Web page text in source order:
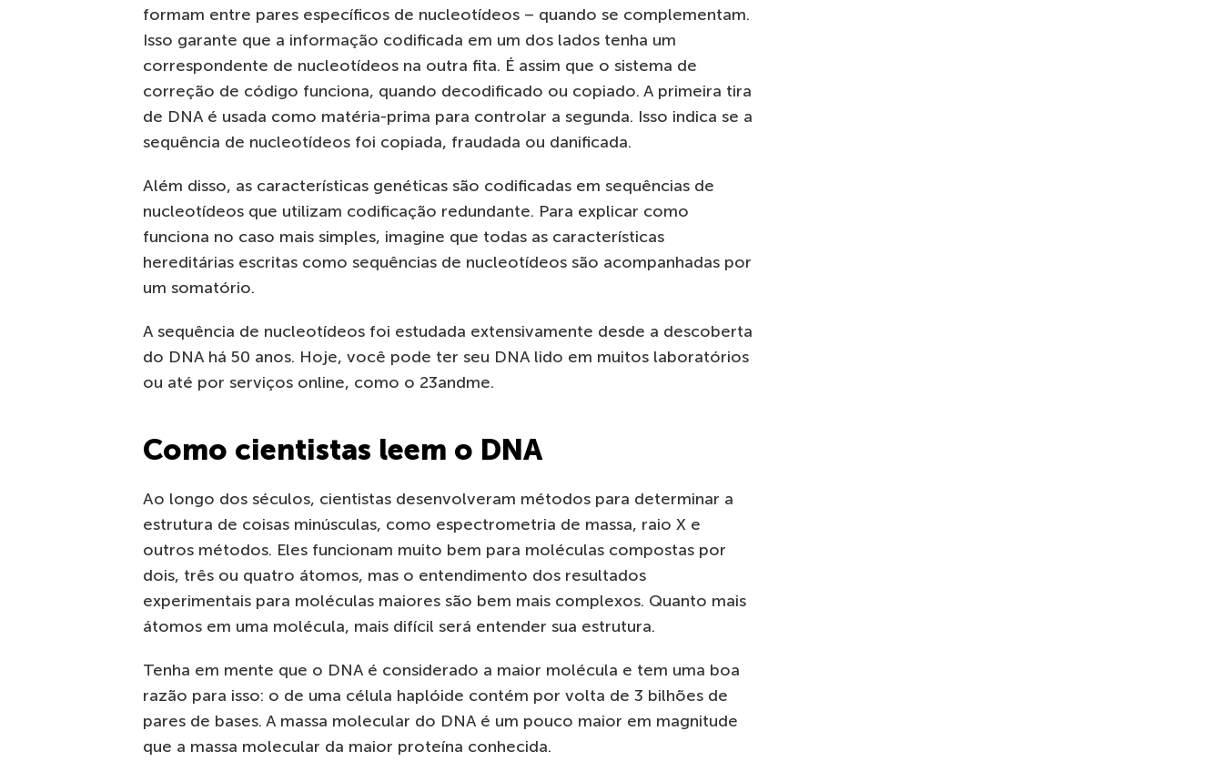
formam entre pares específicos de nucleotídeos – quando se complementam.
Isso garante que a informação codificada em um dos lados tenha um
correspondente de nucleotídeos na outra fita. É assim que o sistema de
correção de código funciona, quando decodificado ou copiado. A primeira tira
de DNA é usada como matéria-prima para controlar a segunda. Isso indica se a
sequência de nucleotídeos foi copiada, fraudada ou danificada.
Além disso, as características genéticas são codificadas em sequências de
nucleotídeos que utilizam codificação redundante. Para explicar como
funciona no caso mais simples, imagine que todas as características
hereditárias escritas como sequências de nucleotídeos são acompanhadas por
um somatório.
A sequência de nucleotídeos foi estudada extensivamente desde a descoberta
do DNA há 50 anos. Hoje, você pode ter seu DNA lido em muitos laboratórios
ou até por serviços online, como o 23andme.
Como cientistas leem o DNA
Ao longo dos séculos, cientistas desenvolveram métodos para determinar a
estrutura de coisas minúsculas, como espectrometria de massa, raio X e
outros métodos. Eles funcionam muito bem para moléculas compostas por
dois, três ou quatro átomos, mas o entendimento dos resultados
experimentais para moléculas maiores são bem mais complexos. Quanto mais
átomos em uma molécula, mais difícil será entender sua estrutura.
Tenha em mente que o DNA é considerado a maior molécula e tem uma boa
razão para isso: o de uma célula haplóide contém por volta de 3 bilhões de
pares de bases. A massa molecular do DNA é um pouco maior em magnitude
que a massa molecular da maior proteína conhecida.